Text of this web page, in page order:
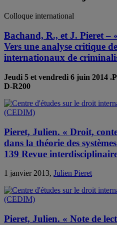
Colloque international
Bachand, R., et J. Pieret –
Vers une analyse critique
internationaux de
Jeudi 5 et vendredi 6 juin 2014
D-R200
Pieret, Julien. « Droit,
dans la théorie des
139 Revue
1 janvier 2013, Julien Pieret
Pieret, Julien. « Note de